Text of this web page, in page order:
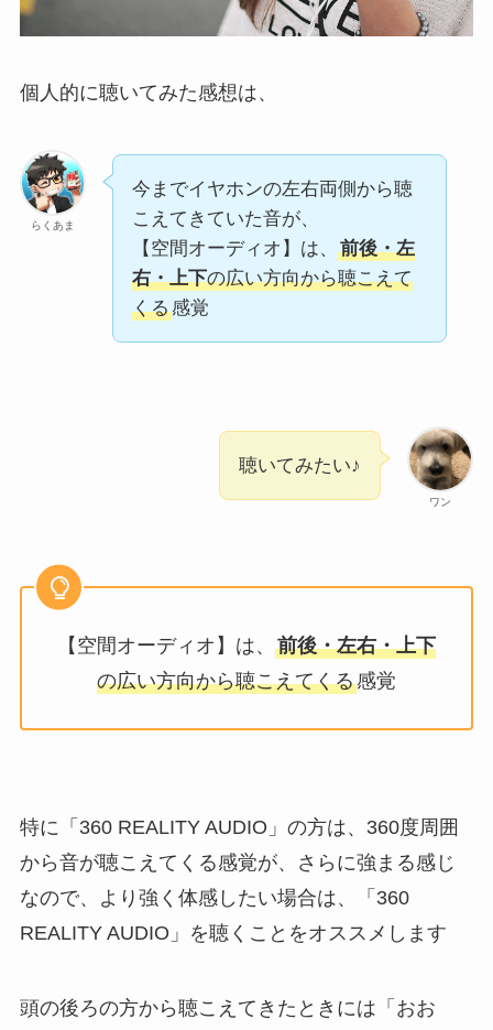
個人的に聴いてみた感想は、
らくあま
今までイヤホンの左右両側から聴
こえてきていた音が、
【空間オーディオ】は、
前後・左
右・上下の広い方向から聴こえて
くる感覚
ワン
聴いてみたい♪
【空間オーディオ】は、 前後・左右・上下
の広い方向から聴こえてくる感覚
特に「360 REALITY AUDIO」の方は、360度周囲
から音が聴こえてくる感覚が、さらに強まる感じ
なので、より強く体感したい場合は、「 360
REALITY AUDIO」を聴くことをオススメします
頭の後ろの方から聴こえてきたときには「おお